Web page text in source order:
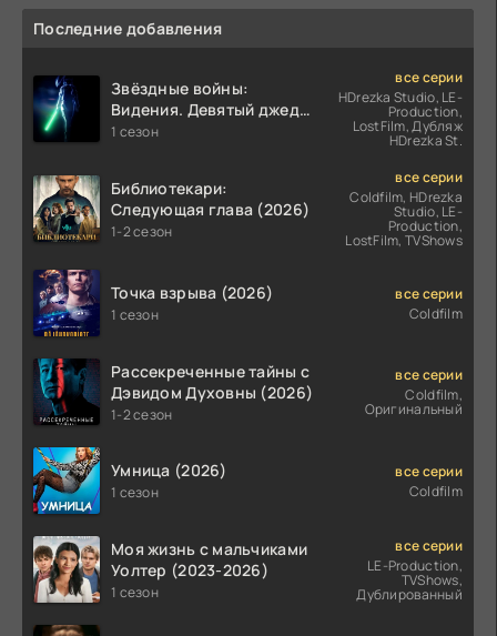
Последние добавления
Звёздные войны:
Видения. Девятый джедай
(2026)
1 сезон
все серии
HDrezka Studio, LE-
Production,
LostFilm, Дубляж
HDrezka St.
Библиотекари:
Следующая глава (2026)
1-2 сезон
все серии
Coldfilm, HDrezka
Studio, LE-
Production,
LostFilm, TVShows
Точка взрыва (2026)
1 сезон
все серии
Coldfilm
Рассекреченные тайны с
Дэвидом Духовны (2026)
1-2 сезон
все серии
Coldfilm,
Оригинальный
Умница (2026)
1 сезон
все серии
Coldfilm
Моя жизнь с мальчиками
Уолтер (2023-2026)
1 сезон
все серии
LE-Production,
TVShows,
Дублированный